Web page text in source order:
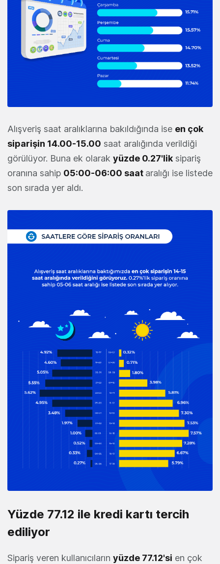
Alışveriş saat aralıklarına bakıldığında ise en çok
siparişin 14.00-15.00 saat aralığında verildiği
görülüyor. Buna ek olarak yüzde 0.27'lik sipariş
oranına sahip 05:00-06:00 saat aralığı ise listede
son sırada yer aldı.
Yüzde 77.12 ile kredi kartı tercih
ediliyor
Sipariş veren kullanıcıların yüzde 77.12'si en çok